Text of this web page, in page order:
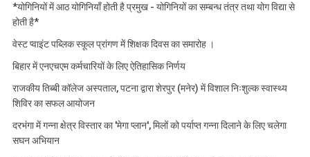
*योगिनियों में आठ योगिनियाँ होती है प्रमुख - योगिनियों का सम्बन्ध तंत्र तथा योग विद्या से
होती है*
वेस्ट प्वाइंट पब्लिक स्कूल प्रांगण में शिक्षक दिवस का समारोह ।
बिहार में एनएचएम कर्मचारियों के लिए ऐतिहासिक निर्णय
राजकीय तिब्बी कॉलेज अस्पताल, पटना द्वारा शेरपुर (मनेर) में विशाल निःशुल्क स्वास्थ्य
शिविर का सफल आयोजन
दरभंगा में गन्ना क्षेत्र विस्तार का 'मेगा प्लान', मिलों को पर्याप्त गन्ना दिलाने के लिए चलेगा
सघन अभियान